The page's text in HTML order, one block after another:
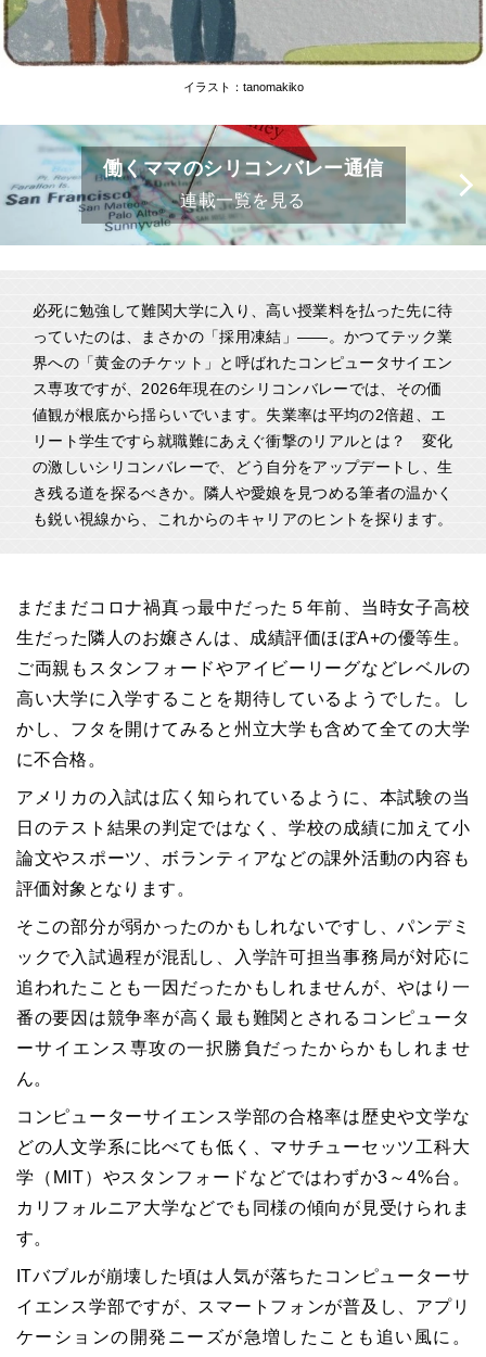
イラスト：tanomakiko
働くママのシリコンバレー通信
連載一覧を見る
必死に勉強して難関大学に入り、高い授業料を払った先に待
っていたのは、まさかの「採用凍結」――。かつてテック業
界への「黄金のチケット」と呼ばれたコンピュータサイエン
ス専攻ですが、2026年現在のシリコンバレーでは、その価
値観が根底から揺らいでいます。失業率は平均の2倍超、エ
リート学生ですら就職難にあえぐ衝撃のリアルとは？ 変化
の激しいシリコンバレーで、どう自分をアップデートし、生
き残る道を探るべきか。隣人や愛娘を見つめる筆者の温かく
も鋭い視線から、これからのキャリアのヒントを探ります。
まだまだコロナ禍真っ最中だった５年前、当時女子高校
生だった隣人のお嬢さんは、成績評価ほぼA+の優等生。
ご両親もスタンフォードやアイビーリーグなどレベルの
高い大学に入学することを期待しているようでした。し
かし、フタを開けてみると州立大学も含めて全ての大学
に不合格。
アメリカの入試は広く知られているように、本試験の当
日のテスト結果の判定ではなく、学校の成績に加えて小
論文やスポーツ、ボランティアなどの課外活動の内容も
評価対象となります。
そこの部分が弱かったのかもしれないですし、パンデミ
ックで入試過程が混乱し、入学許可担当事務局が対応に
追われたことも一因だったかもしれませんが、やはり一
番の要因は競争率が高く最も難関とされるコンピュータ
ーサイエンス専攻の一択勝負だったからかもしれませ
ん。
コンピューターサイエンス学部の合格率は歴史や文学な
どの人文学系に比べても低く、マサチューセッツ工科大
学（MIT）やスタンフォードなどではわずか3～4%台。
カリフォルニア大学などでも同様の傾向が見受けられま
す。
ITバブルが崩壊した頃は人気が落ちたコンピューターサ
イエンス学部ですが、スマートフォンが普及し、アプリ
ケーションの開発ニーズが急増したことも追い風に。